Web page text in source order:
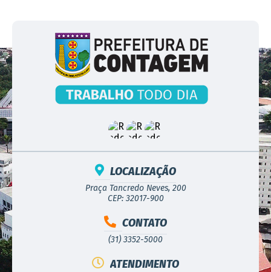
LOCALIZAÇÃO
Praça Tancredo Neves, 200
CEP: 32017-900
CONTATO
(31) 3352-5000
ATENDIMENTO